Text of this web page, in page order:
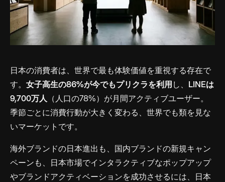
日本の消費者は、世界で最も体験価値を重視する存在で
す。 女子高生の86%が今でもプリクラを利用 し、
LINEは
9,700万人 （人口の78%）が月間アクティブユーザー。
季節ごとに消費行動が大きく変わる、世界でも類を見な
いマーケットです。
海外ブランドの日本進出も、国内ブランドの新規キャン
ペーンも、日本市場でインタラクティブなポップアップ
やブランドアクティベーションを成功させるには、日本